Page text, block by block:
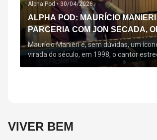
Alpha Pod • 30/04/2026
ALPHA POD: MAURÍCIO
PARCERIA COM JON SECADA,
QUERER" E MAIS
Maurício Manieri é, sem dúvidas, um
virada do século, em 1998, o cantor
seu primeiro disco, "A Noite Inteira", no
Querer" e "Minha Menina". Em 2026, o
VIVER BEM